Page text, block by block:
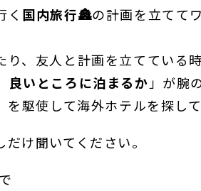
く 国内旅行🏯の計画を立てて
、友人と計画を立てている
良いところに泊まるか 」が腕
駆使して海外ホテルを探し
け聞いてください。